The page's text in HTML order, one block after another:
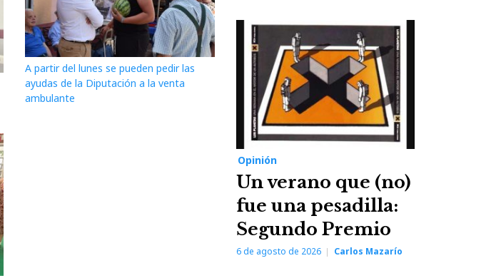
A partir del lunes se pueden pedir las
ayudas de la Diputación a la venta
ambulante
Opinión
Un verano que (no)
fue una pesadilla:
Segundo Premio
6 de agosto de 2026 Carlos Mazarío